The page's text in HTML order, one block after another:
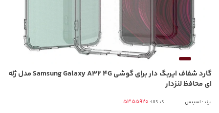
گارد شفاف ایربگ دار برای گوشی Samsung Galaxy A32 4G مدل ژله
ای محافظ لنزدار
برند: اسپیس کدکالا: